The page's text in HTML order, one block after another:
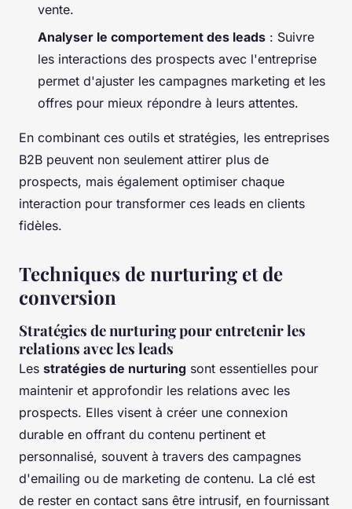
vente.
Analyser le comportement des leads : Suivre
les interactions des prospects avec l'entreprise
permet d'ajuster les campagnes marketing et les
offres pour mieux répondre à leurs attentes.
En combinant ces outils et stratégies, les entreprises
B2B peuvent non seulement attirer plus de
prospects, mais également optimiser chaque
interaction pour transformer ces leads en clients
fidèles.
Techniques de nurturing et de
conversion
Stratégies de nurturing pour entretenir les
relations avec les leads
Les stratégies de nurturing sont essentielles pour
maintenir et approfondir les relations avec les
prospects. Elles visent à créer une connexion
durable en offrant du contenu pertinent et
personnalisé, souvent à travers des campagnes
d'emailing ou de marketing de contenu. La clé est
de rester en contact sans être intrusif, en fournissant